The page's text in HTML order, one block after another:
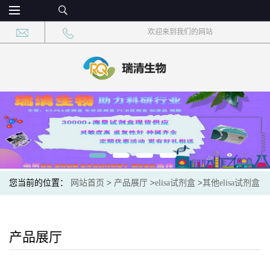
欢迎来到我们的网站
您当前的位置： 网站首页 > 产品展厅 >elisa试剂盒 >其他elisa试剂盒
产品展厅